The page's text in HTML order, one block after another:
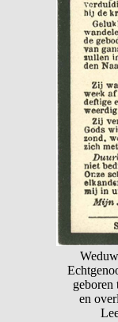
geboren
en